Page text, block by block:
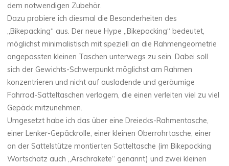
dem notwendigen Zubehör.
Dazu probiere ich diesmal die Besonderheiten des
„Bikepacking“ aus. Der neue Hype „Bikepacking“ bedeutet,
möglichst minimalistisch mit speziell an die Rahmengeometrie
angepassten kleinen Taschen unterwegs zu sein. Dabei soll
sich der Gewichts-Schwerpunkt möglichst am Rahmen
konzentrieren und nicht auf ausladende und geräumige
Fahrrad-Satteltaschen verlagern, die einen verleiten viel zu viel
Gepäck mitzunehmen.
Umgesetzt habe ich das über eine Dreiecks-Rahmentasche,
einer Lenker-Gepäckrolle, einer kleinen Oberrohrtasche, einer
an der Sattelstütze montierten Satteltasche (im Bikepacking
Wortschatz auch „Arschrakete“ genannt) und zwei kleinen